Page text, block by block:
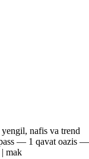
nafis va trend
— 1 qavat oazis —
mak